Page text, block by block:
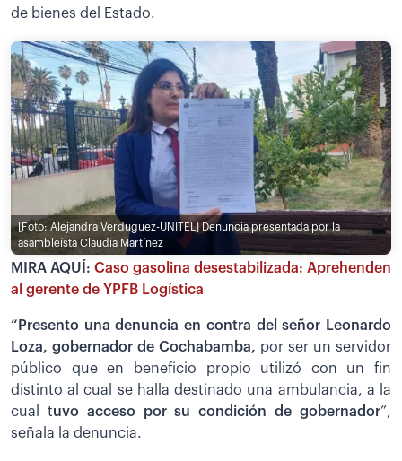
de bienes del Estado.
[Foto: Alejandra Verduguez-UNITEL]Denuncia presentada por la
asambleísta Claudia Martínez
MIRA AQUÍ: Caso gasolina desestabilizada: Aprehenden
al gerente de YPFB Logística
“Presento una denuncia en contra del señor Leonardo
Loza, gobernador de Cochabamba, por ser un servidor
público que en beneficio propio utilizó con un fin
distinto al cual se halla destinado una ambulancia, a la
cual tuvo acceso por su condición de gobernador”,
señala la denuncia.